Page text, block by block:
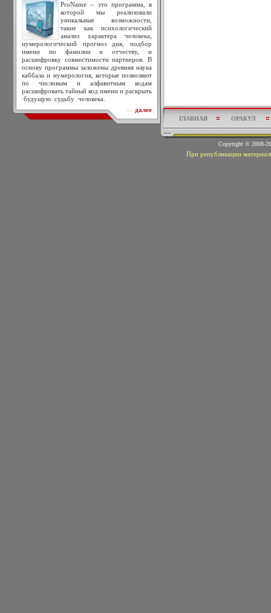
ProName – это программа, в
которой мы реализовали
уникальные возможности,
такие как психологический
анализ характера человека,
нумерологический прогноз дня, подбор
имени по фамилии и отчеству, и
расшифровку совместимости партнеров. В
основу программы заложены древняя наука
каббала и нумерология, которые позволяют
по числовым и алфавитным кодам
расшифровать тайный код имени и раскрыть
будущую судьбу человека.
>> далее
ГЛАВНАЯ ОРАКУЛ
Copyright © 2008-
При републикации